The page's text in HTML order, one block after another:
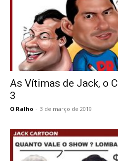
As Vítimas de Jack, o
3
O Ralho - 3 de março de 2019